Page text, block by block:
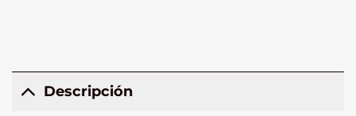
Descripción